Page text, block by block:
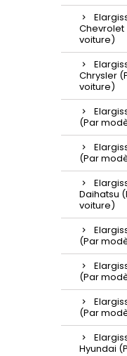
voiture)
Chrysler
voiture)
(Par
(Par
Daihatsu
voiture)
(Par
(Par
(Par
Hyundai